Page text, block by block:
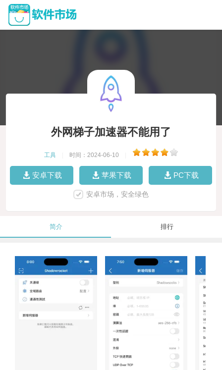
外网梯子加速器不能用了
工具 时间：2024-06-10
安卓下载 苹果下载 PC下载
安卓市场，安全绿色
简介 排行